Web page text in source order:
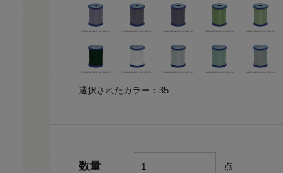
選択されたカラー：35
数量 点